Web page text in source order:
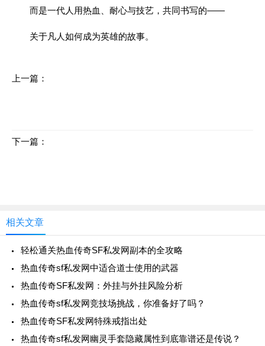
而是一代人用热血、耐心与技艺，共同书写的——
关于凡人如何成为英雄的故事。
上一篇：
下一篇：
相关文章
轻松通关热血传奇SF私发网副本的全攻略
热血传奇sf私发网中适合道士使用的武器
热血传奇SF私发网：外挂与外挂风险分析
热血传奇sf私发网竞技场挑战，你准备好了吗？
热血传奇SF私发网特殊戒指出处
热血传奇sf私发网幽灵手套隐藏属性到底靠谱还是传说？